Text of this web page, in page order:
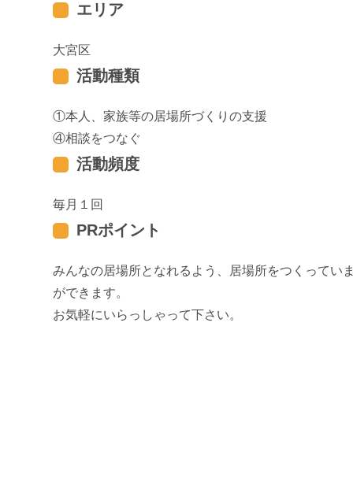
エリア
大宮区
活動種類
本人、家族等の居場所づくりの支援
相談をつなぐ
活動頻度
毎月１回
PRポイント
みんなの居場所となれるよう、居場所をつくってい
ができます。
お気軽にいらっしゃって下さい。